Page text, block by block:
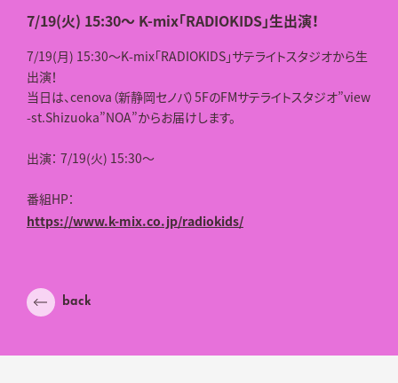
7/19(火) 15:30～ K-mix「RADIOKIDS」生出演！
7/19(月) 15:30～K-mix「RADIOKIDS」サテライトスタジオから生
出演！
当日は、cenova（新静岡セノバ）5FのFMサテライトスタジオ”view
-st.Shizuoka”NOA”からお届けします。
出演： 7/19(火) 15:30～
番組HP：
https://www.k-mix.co.jp/radiokids/
back